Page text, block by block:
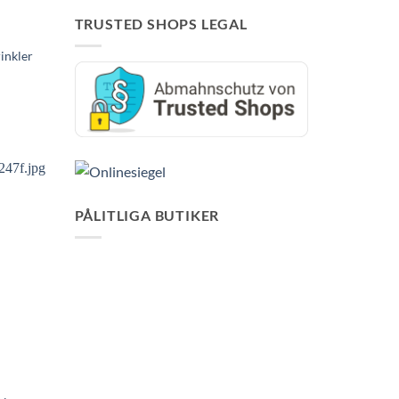
TRUSTED SHOPS LEGAL
PÅLITLIGA BUTIKER